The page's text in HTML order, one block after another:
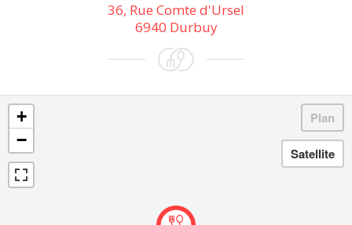
36, Rue Comte d'Ursel
6940 Durbuy
+
−